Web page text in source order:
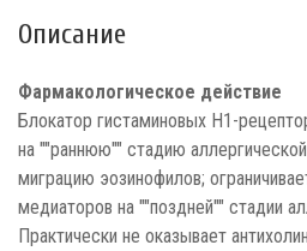
Описание
Фармакологическое действие
Блокатор гистаминовых H1-
на ""раннюю"" стадию
миграцию эозинофилов;
медиаторов на ""поздней"" стадии
Практически не оказывает